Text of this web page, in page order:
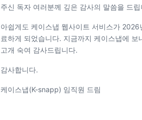
주신 독자 여러분께 깊은 감사의 말씀을 드립
아쉽게도 케이스냅 웹사이트 서비스가
료하게 되었습니다. 지금까지 케이스냅에
고개 숙여 감사드립니다.
감사합니다.
케이스냅(K-snapp) 임직원 드림